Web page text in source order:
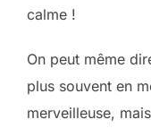
calme !
On peut même
plus souvent en
merveilleuse,